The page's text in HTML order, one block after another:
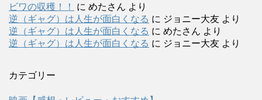
ビワの収穫！！
に めたさん より
逆（ギャグ）は人生が面白くなる に ジョニー大友 より
逆（ギャグ）は人生が面白くなる に めたさん より
逆（ギャグ）は人生が面白くなる に ジョニー大友 より
カテゴリー